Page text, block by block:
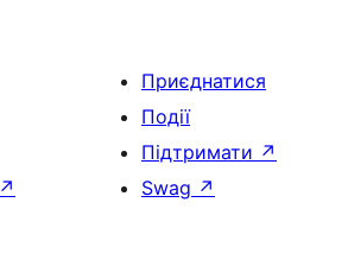
↗
Приєднатися
Події
Підтримати ↗
Swag ↗